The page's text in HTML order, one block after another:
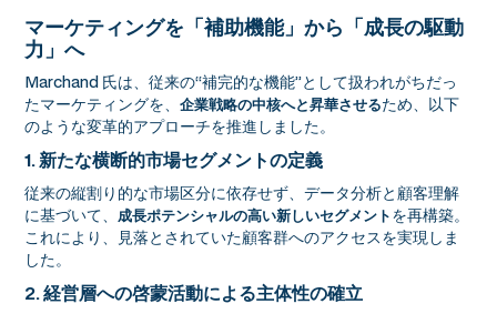
マーケティングを「補助機能」から「成長の駆動
力」へ
Marchand 氏は、従来の“補完的な機能”として扱われがちだっ
たマーケティングを、企業戦略の中核へと昇華させるため、以下
のような変革的アプローチを推進しました。
1. 新たな横断的市場セグメントの定義
従来の縦割り的な市場区分に依存せず、データ分析と顧客理解
に基づいて、成長ポテンシャルの高い新しいセグメントを再構築。
これにより、見落とされていた顧客群へのアクセスを実現しま
した。
2. 経営層への啓蒙活動による主体性の確立